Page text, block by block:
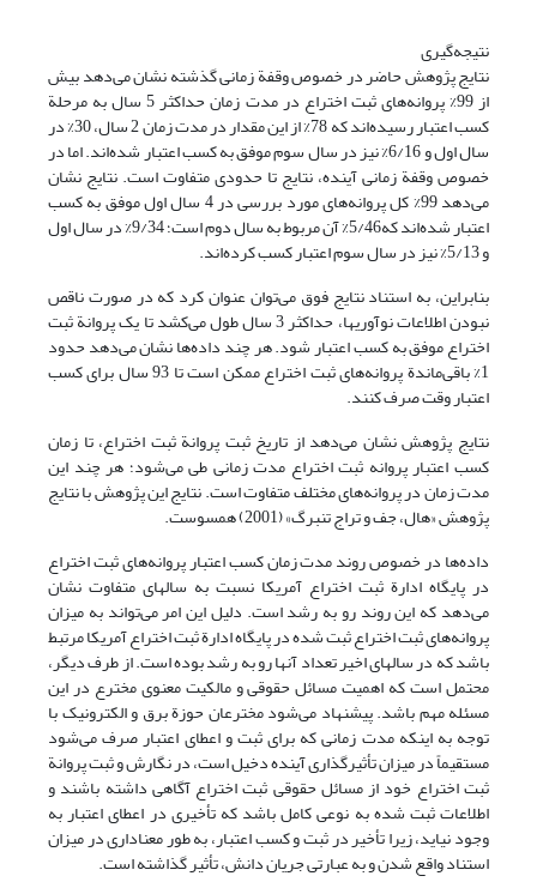
نتیجه‌گیری
نتایج پژوهش حاضر در خصوص وقفة زمانی گذشته نشان می‌دهد بیش
از 99% پروانه‌های ثبت اختراع در مدت زمان حداکثر 5 سال به مرحلة
کسب اعتبار رسیده‌اند که 78% از این مقدار در مدت زمان 2 سال، 30% در
سال اول و 6/16% نیز در سال سوم موفق به کسب اعتبار شده‌اند. اما در
خصوص وقفة زمانی آینده، نتایج تا حدودی متفاوت است. نتایج نشان
می‌دهد 99% کل پروانه‌های مورد بررسی در 4 سال اول موفق به کسب
اعتبار شده‌اند که5/46% آن مربوط به سال دوم است؛ 9/34% در سال اول
و 5/13% نیز در سال سوم اعتبار کسب کرده‌اند.
بنابراین، به استناد نتایج فوق می‌توان عنوان کرد که در صورت ناقص
نبودن اطلاعات نوآوریها، حداکثر 3 سال طول می‌کشد تا یک پروانة ثبت
اختراع موفق به کسب اعتبار شود. هر چند داده‌ها نشان می‌دهد حدود
1% باقی‌ماندة پروانه‌های ثبت اختراع ممکن است تا 93 سال برای کسب
اعتبار وقت صرف کنند.
نتایج پژوهش نشان می‌دهد از تاریخ ثبت پروانة ثبت اختراع، تا زمان
کسب اعتبار پروانه ثبت اختراع مدت زمانی طی می‌شود؛ هر چند این
مدت زمان در پروانه‌های مختلف متفاوت است. نتایج این پژوهش با نتایج
پژوهش‌ «هال، جف و تراج تنبرگ» (2001) همسوست.
داده‌ها در خصوص روند مدت زمان کسب اعتبار پروانه‌های ثبت اختراع
در پایگاه ادارة ثبت اختراع آمریکا نسبت به سالهای متفاوت نشان
می‌دهد که این روند رو به رشد است. دلیل این امر می‌تواند به میزان
پروانه‌های ثبت اختراع ثبت شده در پایگاه ادارة ثبت اختراع آمریکا مرتبط
باشد که در سالهای اخیر تعداد آنها رو به رشد بوده است. از طرف دیگر،
محتمل است که اهمیت مسائل حقوقی و مالکیت معنوی مخترع در این
مسئله مهم باشد. پیشنهاد می‌شود مخترعان حوزة برق و الکترونیک با
توجه به اینکه مدت زمانی که برای ثبت و اعطای اعتبار صرف می‌شود
مستقیماً در میزان تأثیرگذاری آینده دخیل است، در نگارش و ثبت پروانة
ثبت اختراع خود از مسائل حقوقی ثبت اختراع آگاهی داشته باشند و
اطلاعات ثبت شده به نوعی کامل باشد که تأخیری در اعطای اعتبار به
وجود نیاید، زیرا تأخیر در ثبت و کسب اعتبار، به طور معناداری در میزان
استناد واقع شدن و به عبارتی جریان دانش، تأثیر گذاشته است.